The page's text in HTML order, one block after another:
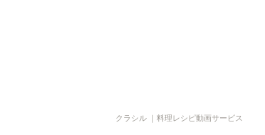
クラシル ｜料理レシピ動画サービス